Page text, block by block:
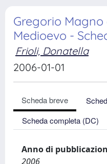
Gregorio Magno
Medioevo -
Frioli, Donatella
2006-01-01
Scheda breve
Scheda completa (DC)
Anno di
2006